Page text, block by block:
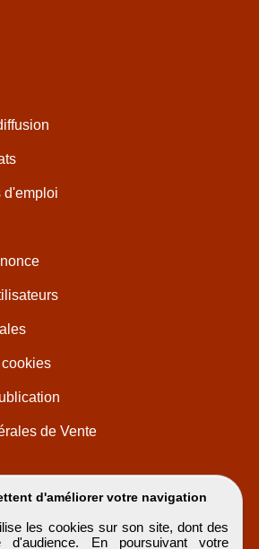
d'améliorer votre navigation
les cookies sur son site, dont des
d'audience. En poursuivant votre
d'emploi
de Vente